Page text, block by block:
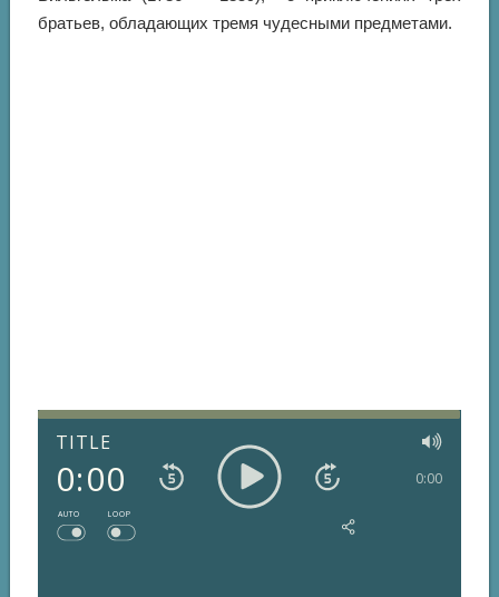
братьев, обладающих тремя чудесными предметами.
TITLE
0:00 0:00
AUTO LOOP